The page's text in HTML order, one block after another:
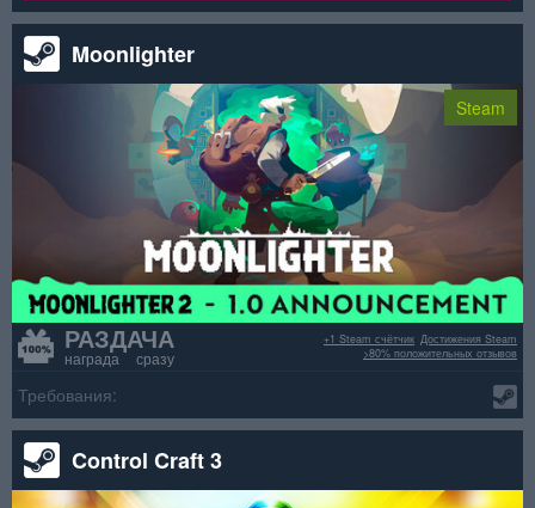
Moonlighter
Steam
РАЗДАЧА
награда сразу
Достижения Steam
+1 Steam счётчик
>80% положительных отзывов
Требования:
Control Craft 3